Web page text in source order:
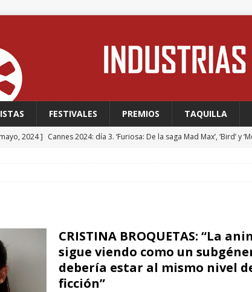
FESTIVALES PREMIOS TAQUILLA
2024 ] Cannes 2024: día 3. ‘Furiosa: De la saga Mad Max’, ‘Bird’ y
2024 ]
febrero, 2024 ]
FABIAN WAGNER: “Con las series, estamos hablando de
CRISTINA BROQUETAS: “La
sigue viendo como un
debería estar al mismo nivel
ficción”